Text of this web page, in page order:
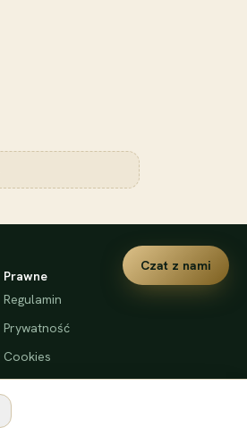
Prawne
Regulamin
Prywatność
Cookies
Deklaracja dostępności
Czat z nami